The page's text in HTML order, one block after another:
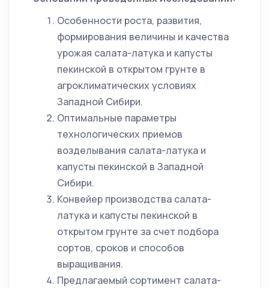
Особенности роста, развития,
формирования величины и качества
урожая салата-латука и капусты
пекинской в открытом грунте в
агроклиматических условиях
Западной Сибири.
Оптимальные параметры
технологических приемов
возделывания салата-латука и
капусты пекинской в Западной
Сибири.
Конвейер производства салата-
латука и капусты пекинской в
открытом грунте за счет подбора
сортов, сроков и способов
выращивания.
Предлагаемый сортимент салата-